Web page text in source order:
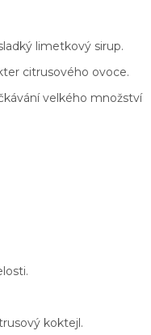
limetkový sirup.
citrusového ovoce.
velkého množství
koktejl.